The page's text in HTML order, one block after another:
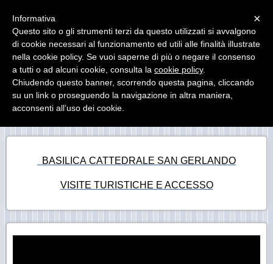
MUseo DIocesano Agrigento
Il Museo Diocesano di Agrigento ha sede presso il
Palazzo Arcivescovile
CATTEDRALE
BASILICA CATTEDRALE SAN GERLANDO
VISITE TURISTICHE E ACCESSO
×
Informativa
Questo sito o gli strumenti terzi da questo utilizzati si avvalgono
di cookie necessari al funzionamento ed utili alle finalità illustrate
nella cookie policy. Se vuoi saperne di più o negare il consenso
a tutti o ad alcuni cookie, consulta la cookie policy.
Chiudendo questo banner, scorrendo questa pagina, cliccando
su un link o proseguendo la navigazione in altra maniera,
acconsenti all’uso dei cookie.